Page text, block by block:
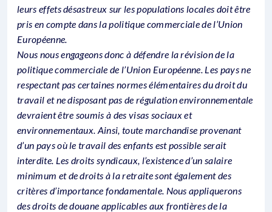
leurs effets désastreux sur les populations locales doit être
pris en compte dans la politique commerciale de l’Union
Européenne.
Nous nous engageons donc à défendre la révision de la
politique commerciale de l’Union Européenne. Les pays ne
respectant pas certaines normes élémentaires du droit du
travail et ne disposant pas de régulation environnementale
devraient être soumis à des visas sociaux et
environnementaux. Ainsi, toute marchandise provenant
d’un pays où le travail des enfants est possible serait
interdite. Les droits syndicaux, l’existence d’un salaire
minimum et de droits à la retraite sont également des
critères d’importance fondamentale. Nous appliquerons
des droits de douane applicables aux frontières de la